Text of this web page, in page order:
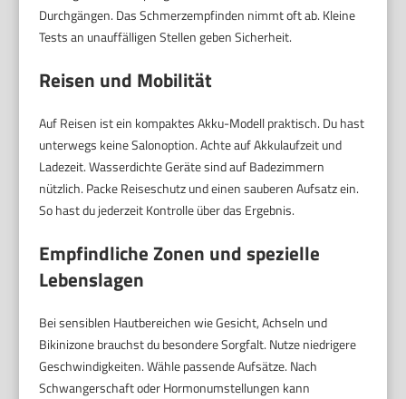
Durchgängen. Das Schmerzempfinden nimmt oft ab. Kleine
Tests an unauffälligen Stellen geben Sicherheit.
Reisen und Mobilität
Auf Reisen ist ein kompaktes Akku-Modell praktisch. Du hast
unterwegs keine Salonoption. Achte auf Akkulaufzeit und
Ladezeit. Wasserdichte Geräte sind auf Badezimmern
nützlich. Packe Reiseschutz und einen sauberen Aufsatz ein.
So hast du jederzeit Kontrolle über das Ergebnis.
Empfindliche Zonen und spezielle
Lebenslagen
Bei sensiblen Hautbereichen wie Gesicht, Achseln und
Bikinizone brauchst du besondere Sorgfalt. Nutze niedrigere
Geschwindigkeiten. Wähle passende Aufsätze. Nach
Schwangerschaft oder Hormonumstellungen kann